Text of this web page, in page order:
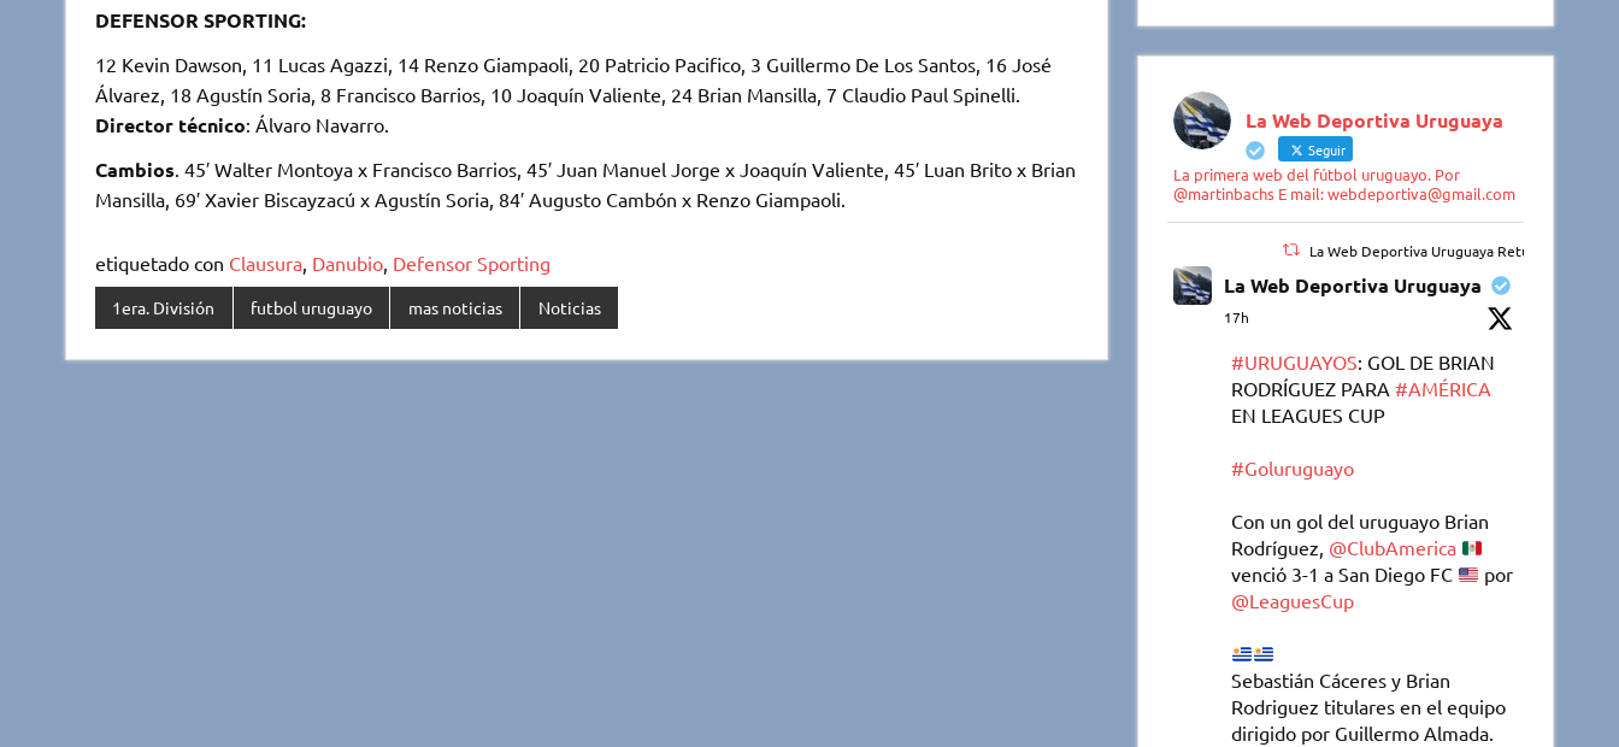
DEFENSOR SPORTING:
12 Kevin Dawson, 11 Lucas Agazzi, 14 Renzo Giampaoli, 20 Patricio Pacifico, 3 Guillermo De Los Santos, 16 José
Álvarez, 18 Agustín Soria, 8 Francisco Barrios, 10 Joaquín Valiente, 24 Brian Mansilla, 7 Claudio Paul Spinelli.
Director técnico: Álvaro Navarro.
Cambios . 45′ Walter Montoya x Francisco Barrios, 45′ Juan Manuel Jorge x Joaquín Valiente, 45′ Luan Brito x Brian
Mansilla, 69′ Xavier Biscayzacú x Agustín Soria, 84′ Augusto Cambón x Renzo Giampaoli.
etiquetado con Clausura, Danubio, Defensor Sporting
1era. División futbol uruguayo mas noticias Noticias
La Web Deportiva Uruguaya
Seguir
La primera web del fútbol uruguayo. Por
@martinbachs E mail: webdeportiva@gmail.com
La Web Deportiva Uruguaya Retuiteado
La Web Deportiva Uruguaya
17h
#URUGUAYOS: GOL DE BRIAN
RODRÍGUEZ PARA#AMÉRICA
EN LEAGUES CUP
#Goluruguayo
Con un gol del uruguayo Brian
Rodríguez, @ClubAmerica
venció 3-1 a San Diego FC
por
@LeaguesCup
Sebastián Cáceres y Brian
Rodriguez titulares en el equipo
dirigido por Guillermo Almada.